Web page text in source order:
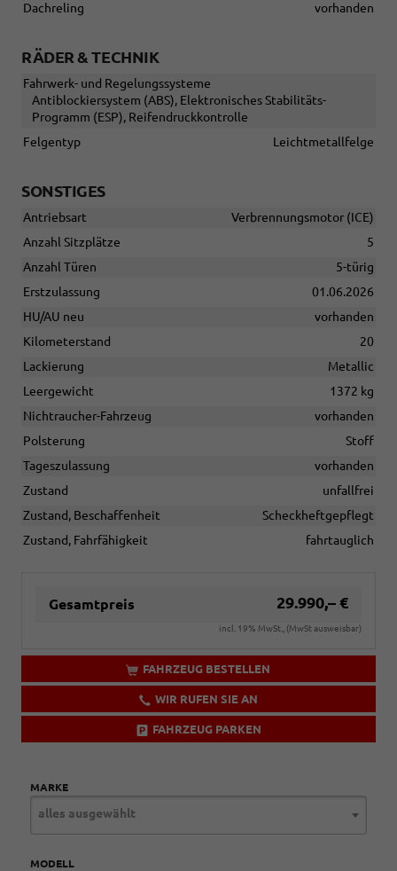
Dachreling
vorhanden
RÄDER & TECHNIK
Fahrwerk- und Regelungssysteme
Antiblockiersystem (ABS), Elektronisches Stabilitäts-
Programm (ESP), Reifendruckkontrolle
Felgentyp
Leichtmetallfelge
SONSTIGES
Antriebsart
Verbrennungsmotor (ICE)
Anzahl Sitzplätze
5
Anzahl Türen
5-türig
Erstzulassung
01.06.2026
HU/AU neu
vorhanden
Kilometerstand
20
Lackierung
Metallic
Leergewicht
1372 kg
Nichtraucher-Fahrzeug
vorhanden
Polsterung
Stoff
Tageszulassung
vorhanden
Zustand
unfallfrei
Zustand, Beschaffenheit
Scheckheftgepflegt
Zustand, Fahrfähigkeit
fahrtauglich
Gesamtpreis 29.990,– €
incl. 19% MwSt., (MwSt ausweisbar)
FAHRZEUG BESTELLEN
WIR RUFEN SIE AN
FAHRZEUG PARKEN
MARKE
alles ausgewählt
MODELL